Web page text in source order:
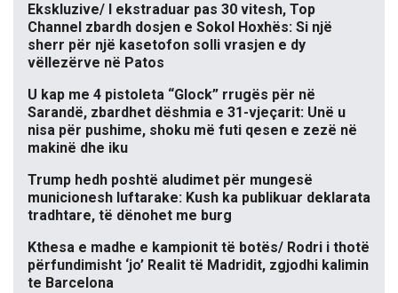
Ekskluzive/ I ekstraduar pas 30 vitesh, Top
Channel zbardh dosjen e Sokol Hoxhës: Si një
sherr për një kasetofon solli vrasjen e dy
vëllezërve në Patos
U kap me 4 pistoleta “Glock” rrugës për në
Sarandë, zbardhet dëshmia e 31-vjeçarit: Unë u
nisa për pushime, shoku më futi qesen e zezë në
makinë dhe iku
Trump hedh poshtë aludimet për mungesë
municionesh luftarake: Kush ka publikuar deklarata
tradhtare, të dënohet me burg
Kthesa e madhe e kampionit të botës/ Rodri i thotë
përfundimisht ‘jo’ Realit të Madridit, zgjodhi kalimin
te Barcelona